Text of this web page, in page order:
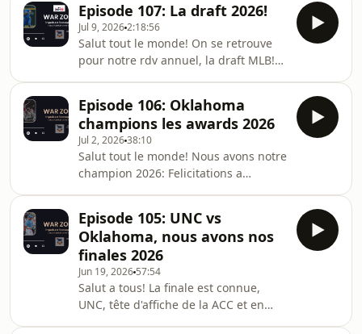
conclure cet episode plus
"chill".N'oubliez pas de me retrouver
sur mes réseaux sociaux: facebook:
https://www.facebook.com/lehomera/
Twitter:
https://twitter.com/leHomERofficiel
Instagram:
https://www.instagram.com/lehomera_officiel/?
hl=fr Contact: lehom
Episode 107: La draft 2026!
Jul 9, 20262:18:56
Salut tout le monde! On se retrouve
pour notre rdv annuel, la draft MLB!
mock draft'26!N'oubliez pas de me
retrouver sur mes réseaux sociaux:
facebook:
https://www.facebook.com/lehomera/
Twitter:
https://twitter.com/leHomERofficiel
Instagram:
https://www.instagram.com/lehomera_officiel/?
hl=fr Contact:
lehomera.officiel@gmail.comHébe
Episode 106: Oklahoma
champions les awards 2026
Jul 2, 202638:10
Salut tout le monde! Nous avons notre
champion 2026: Felicitations a
en parle dans cet episode, avec les
lauréats de certains awards
annuels.N'oubliez pas de me
retrouver sur mes réseaux sociaux:
facebook:
https://www.facebook.com/lehomera/
Twitter:
Episode 105: UNC vs
Oklahoma, nous avons nos
finales 2026
Jun 19, 2026 57:54
Salut a tous! La finale est connue,
UNC, tête d'affiche de la ACC et en